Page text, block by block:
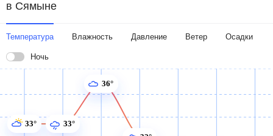
в Сямыне
Температура Влажность Давление Ветер Осадки
Ночь
33° 33°
36°